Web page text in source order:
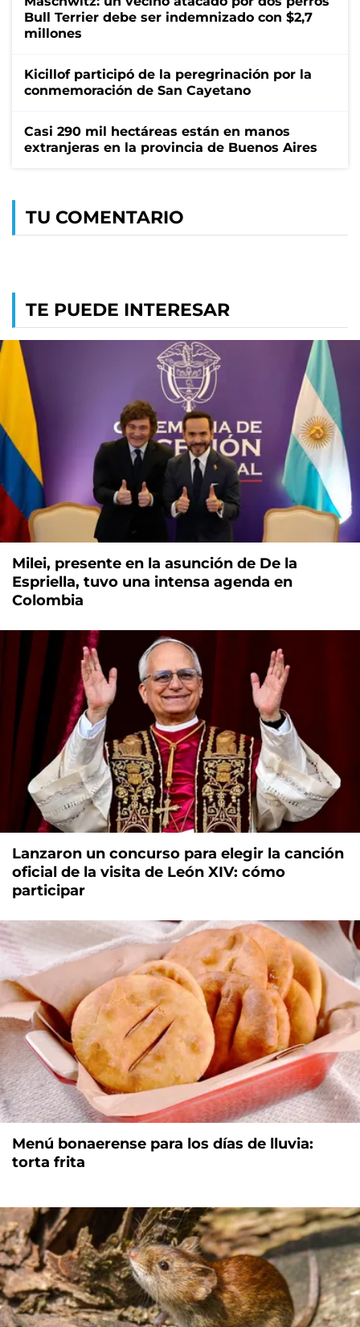
Bull Terrier debe ser indemnizado con $2,7
millones
Kicillof participó de la peregrinación por la
conmemoración de San Cayetano
Casi 290 mil hectáreas están en manos
extranjeras en la provincia de Buenos Aires
TU COMENTARIO
TE PUEDE INTERESAR
Milei, presente en la asunción de De la
Espriella, tuvo una intensa agenda en
Colombia
Lanzaron un concurso para elegir la canción
oficial de la visita de León XIV: cómo
participar
Menú bonaerense para los días de lluvia:
torta frita